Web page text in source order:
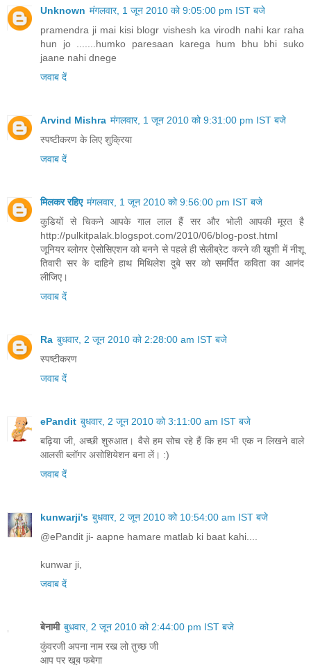
Unknown मंगलवार, 1 जून 2010 को 9:05:00 pm IST बजे
pramendra ji mai kisi blogr vishesh ka virodh nahi kar raha
hun jo .......humko paresaan karega hum bhu bhi suko
jaane nahi dnege
जवाब दें
Arvind Mishra मंगलवार, 1 जून 2010 को 9:31:00 pm IST बजे
स्पष्टीकरण के लिए शुक्रिया
जवाब दें
मिलकर रहिए मंगलवार, 1 जून 2010 को 9:56:00 pm IST बजे
कुडि़यों से चिकने आपके गाल लाल हैं सर और भोली आपकी मूरत है
http://pulkitpalak.blogspot.com/2010/06/blog-post.html
जूनियर ब्‍लोगर ऐसोसिएशन को बनने से पहले ही सेलीब्रेट करने की खुशी में नीशू
तिवारी सर के दाहिने हाथ मिथिलेश दुबे सर को समर्पित कविता का आनंद
लीजिए।
जवाब दें
Ra बुधवार, 2 जून 2010 को 2:28:00 am IST बजे
स्पष्टीकरण
जवाब दें
ePandit बुधवार, 2 जून 2010 को 3:11:00 am IST बजे
बढ़िया जी, अच्छी शुरुआत। वैसे हम सोच रहे हैं कि हम भी एक न लिखने वाले
आलसी ब्लॉगर असोशियेशन बना लें। :)
जवाब दें
kunwarji's बुधवार, 2 जून 2010 को 10:54:00 am IST बजे
@ePandit ji- aapne hamare matlab ki baat kahi....
kunwar ji,
जवाब दें
बेनामी बुधवार, 2 जून 2010 को 2:44:00 pm IST बजे
कुंवरजी अपना नाम रख लो तुच्छ जी
आप पर खूब फबेगा